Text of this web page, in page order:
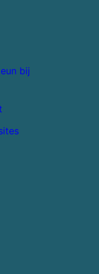
bij